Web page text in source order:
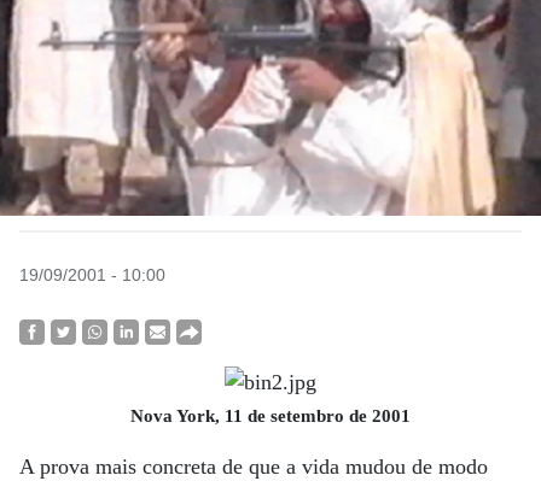
19/09/2001 - 10:00
Nova York, 11 de setembro de 2001
A prova mais concreta de que a vida mudou de modo